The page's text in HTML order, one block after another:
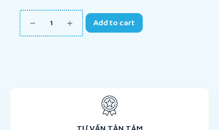
Add to cart
TƯ VẤN TẬN TÂM